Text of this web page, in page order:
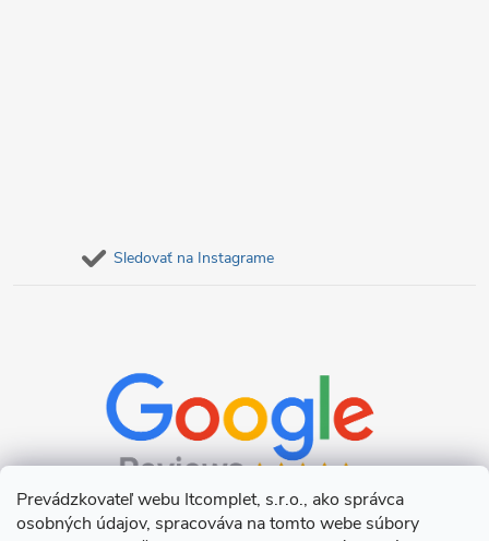
Prevádzkovateľ webu Itcomplet, s.r.o., ako správca
osobných údajov, spracováva na tomto webe súbory
Sledovať na Instagrame